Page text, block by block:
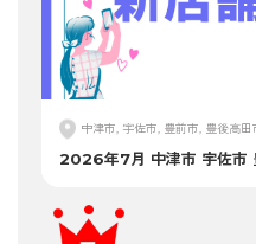
中津市, 宇佐市, 豊前市, 豊後高田
2026年7月 中津市 宇佐市